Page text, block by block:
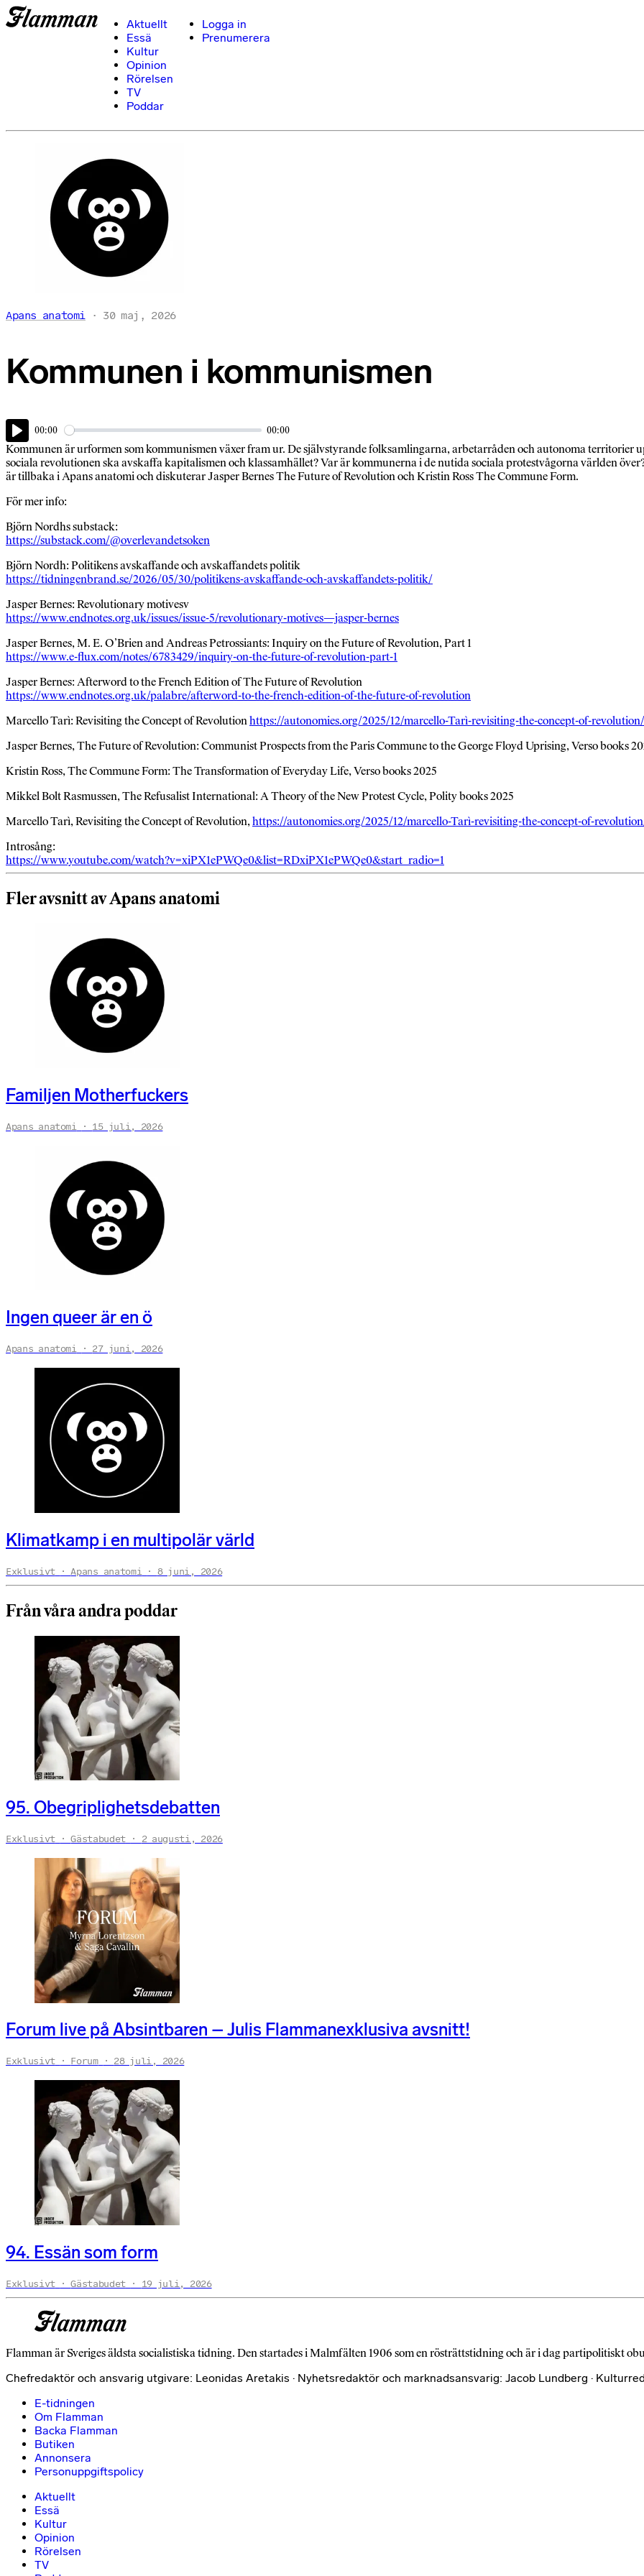
Aktuellt
Essä
Kultur
Opinion
Rörelsen
TV
Poddar
Logga in
Prenumerera
Apans anatomi 30 maj, 2026
Kommunen i kommunismen
Play
00:00 00:00
Kommunen är urformen som kommunismen växer fram ur. De självstyrande folksamlingarna, arbetarråden och autonoma territorier
sociala revolutionen ska avskaffa kapitalismen och klassamhället? Var är kommunerna i de nutida sociala protestvågorna världen
är tillbaka i Apans anatomi och diskuterar Jasper Bernes The Future of Revolution och Kristin Ross The Commune Form.
För mer info:
Björn Nordhs substack:
https://substack.com/@overlevandetsoken
Björn Nordh: Politikens avskaffande och avskaffandets politik
https://tidningenbrand.se/2026/05/30/politikens-avskaffande-och-avskaffandets-politik/
Jasper Bernes: Revolutionary motivesv
https://www.endnotes.org.uk/issues/issue-5/revolutionary-motives—jasper-bernes
Jasper Bernes, M. E. O’Brien and Andreas Petrossiants: Inquiry on the Future of Revolution, Part 1
https://www.e-flux.com/notes/6783429/inquiry-on-the-future-of-revolution-part-1
Jasper Bernes: Afterword to the French Edition of The Future of Revolution
https://www.endnotes.org.uk/palabre/afterword-to-the-french-edition-of-the-future-of-revolution
Marcello Tarì: Revisiting the Concept of Revolution https://autonomies.org/2025/12/marcello-Tarì-revisiting-the-concept-of-revolution/
Jasper Bernes, The Future of Revolution: Communist Prospects from the Paris Commune to the George Floyd Uprising, Verso books
Kristin Ross, The Commune Form: The Transformation of Everyday Life, Verso books 2025
Mikkel Bolt Rasmussen, The Refusalist International: A Theory of the New Protest Cycle, Polity books 2025
Marcello Tarì, Revisiting the Concept of Revolution, https://autonomies.org/2025/12/marcello-Tarì-revisiting-the-concept-of-
Introsång:
https://www.youtube.com/watch?v=xiPX1ePWQe0&list=RDxiPX1ePWQe0&start_radio=1
Fler avsnitt av Apans anatomi
Familjen Motherfuckers
Apans anatomi 15 juli, 2026
Ingen queer är en ö
Apans anatomi 27 juni, 2026
Klimatkamp i en multipolär värld
Exklusivt Apans anatomi 8 juni, 2026
Från våra andra poddar
95. Obegriplighetsdebatten
Exklusivt Gästabudet 2 augusti, 2026
Forum live på Absintbaren – Julis Flammanexklusiva avsnitt!
Exklusivt Forum 28 juli, 2026
94. Essän som form
Exklusivt Gästabudet 19 juli, 2026
Flamman är Sveriges äldsta socialistiska tidning. Den startades i Malmfälten 1906 som en rösträttstidning och är i dag partipolitiskt
Chefredaktör och ansvarig utgivare: Leonidas Aretakis · Nyhetsredaktör och marknadsansvarig: Jacob Lundberg ·
E-tidningen
Om Flamman
Backa Flamman
Butiken
Annonsera
Personuppgiftspolicy
Aktuellt
Essä
Kultur
Opinion
Rörelsen
TV